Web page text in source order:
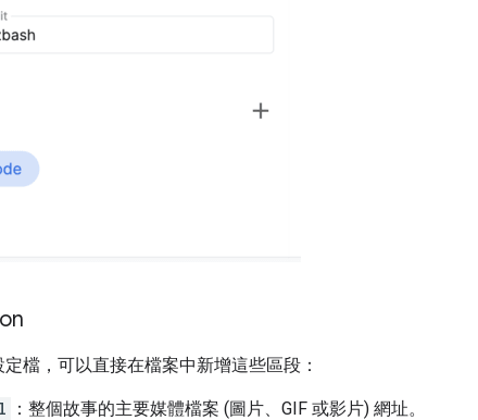
檔，可以直接在檔案中新增這些區段：
：整個故事的主要媒體檔案 (圖片、GIF 或影片) 網址。